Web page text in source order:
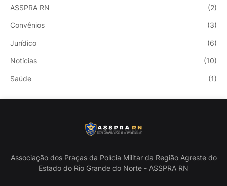
ASSPRA RN (2)
Convênios (3)
Jurídico (6)
Notícias (10)
Saúde (1)
Associação dos Praças da Polícia Militar da Região Agreste do
Estado do Rio Grande do Norte - ASSPRA RN